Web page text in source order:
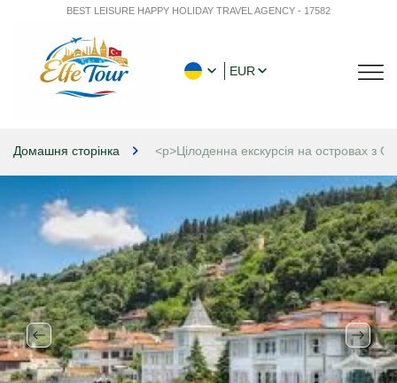
BEST LEISURE HAPPY HOLIDAY TRAVEL AGENCY - 17582
EUR
Домашня сторінка <p>Цілоденна екскурсія на островах з